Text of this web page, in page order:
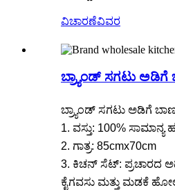
ವಿಚಾರಣೆವಿವರ
ಬ್ರ್ಯಾಂಡ್ ಸಗಟು ಅಡಿಗೆ
ಬ್ರ್ಯಾಂಡ್ ಸಗಟು ಅಡಿಗೆ
1. ವಸ್ತು: 100% ಸಾಮಾನ್ಯ
2. ಗಾತ್ರ: 85cmx70cm
3. ಕಿಚನ್ ಸೆಟ್: ಪ್ರಚಾರದ
ಕೈಗವಸು ಮತ್ತು ಮಡಕೆ